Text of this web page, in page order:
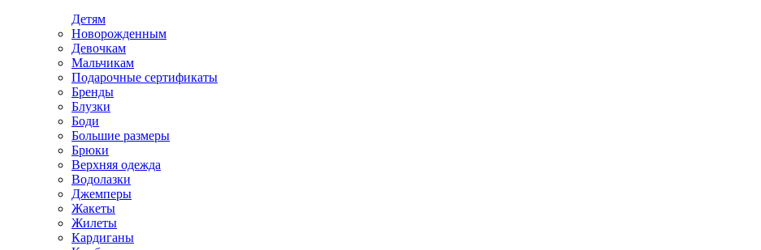
Детям
Новорожденным
Девочкам
Мальчикам
Подарочные сертификаты
Бренды
Блузки
Боди
Большие размеры
Брюки
Верхняя одежда
Водолазки
Джемперы
Жакеты
Жилеты
Кардиганы